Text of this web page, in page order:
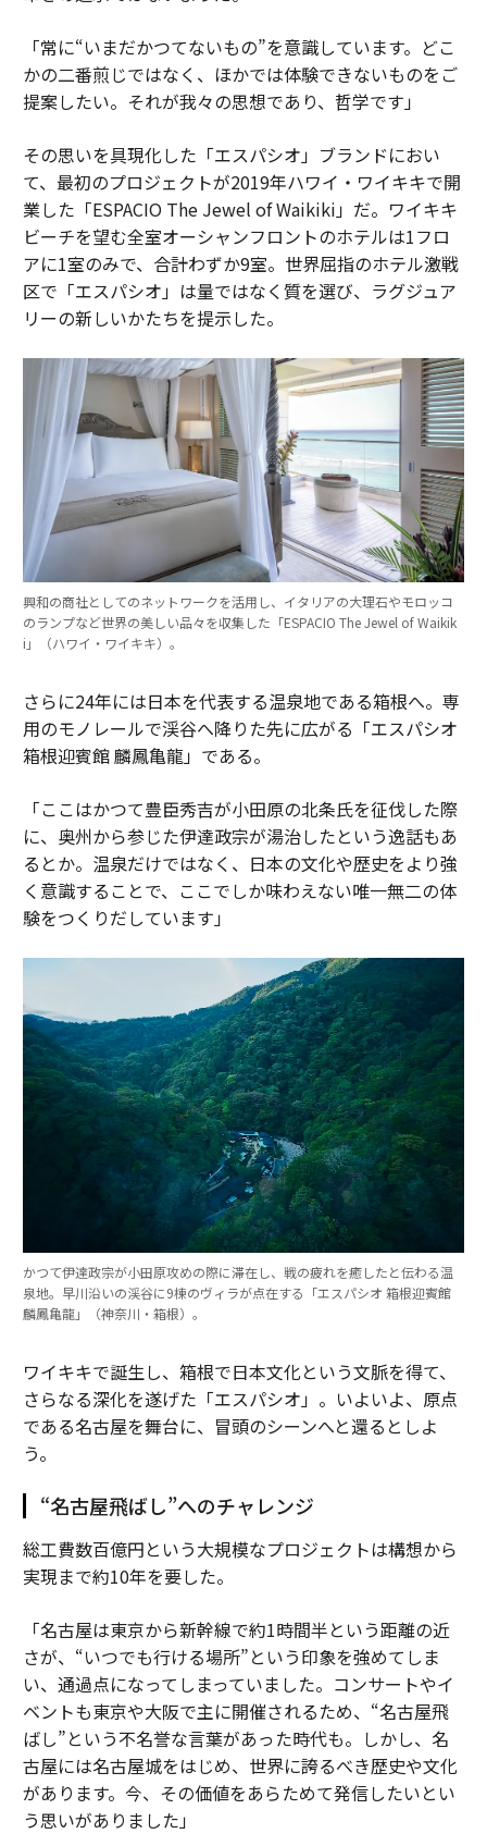
「常に“いまだかつてないもの”を意識しています。どこ
かの二番煎じではなく、ほかでは体験できないものをご
提案したい。それが我々の思想であり、哲学です」
その思いを具現化した「エスパシオ」ブランドにおい
て、最初のプロジェクトが2019年ハワイ・ワイキキで開
業した「ESPACIO The Jewel of Waikiki」だ。ワイキキ
ビーチを望む全室オーシャンフロントのホテルは1フロ
アに1室のみで、合計わずか9室。世界屈指のホテル激戦
区で「エスパシオ」は量ではなく質を選び、ラグジュア
リーの新しいかたちを提示した。
興和の商社としてのネットワークを活用し、イタリアの大理石やモロッコ
のランプなど世界の美しい品々を収集した「ESPACIO The Jewel of Waikik
i」（ハワイ・ワイキキ）。
さらに24年には日本を代表する温泉地である箱根へ。専
用のモノレールで渓谷へ降りた先に広がる「エスパシオ
箱根迎賓館 麟鳳亀龍」である。
「ここはかつて豊臣秀吉が小田原の北条氏を征伐した際
に、奥州から参じた伊達政宗が湯治したという逸話もあ
るとか。温泉だけではなく、日本の文化や歴史をより強
く意識することで、ここでしか味わえない唯一無二の体
験をつくりだしています」
かつて伊達政宗が小田原攻めの際に滞在し、戦の疲れを癒したと伝わる温
泉地。早川沿いの渓谷に9棟のヴィラが点在する「エスパシオ 箱根迎賓館
麟鳳亀龍」（神奈川・箱根）。
ワイキキで誕生し、箱根で日本文化という文脈を得て、
さらなる深化を遂げた「エスパシオ」。いよいよ、原点
である名古屋を舞台に、冒頭のシーンへと還るとしよ
う。
“名古屋飛ばし”へのチャレンジ
総工費数百億円という大規模なプロジェクトは構想から
実現まで約10年を要した。
「名古屋は東京から新幹線で約1時間半という距離の近
さが、“いつでも行ける場所”という印象を強めてしま
い、通過点になってしまっていました。コンサートやイ
ベントも東京や大阪で主に開催されるため、“名古屋飛
ばし”という不名誉な言葉があった時代も。しかし、名
古屋には名古屋城をはじめ、世界に誇るべき歴史や文化
があります。今、その価値をあらためて発信したいとい
う思いがありました」